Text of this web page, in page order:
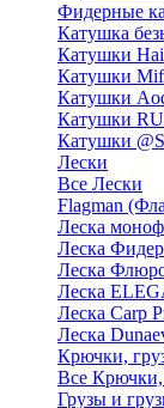
Фидерные
Катушка
Катушки
Катушки
Катушки
Катушки
Катушки
Лески
Все Лески
Flagman
Леска
Леска
Леска
Леска
Леска Carp
Леска
Крючки,
Все Крючки,
Грузы и